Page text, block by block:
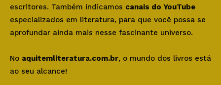
escritores. Também indicamos canais do YouTube
especializados em literatura, para que você possa se
aprofundar ainda mais nesse fascinante universo.
No aquitemliteratura.com.br, o mundo dos livros está
ao seu alcance!